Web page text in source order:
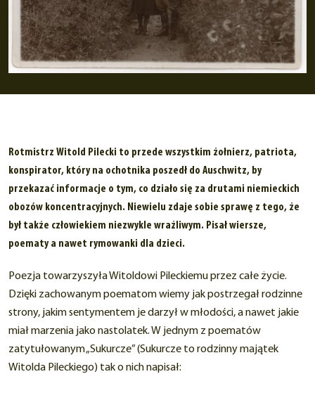
Rotmistrz Witold Pilecki to przede wszystkim żołnierz, patriota,
konspirator, który na ochotnika poszedł do Auschwitz, by
przekazać informacje o tym, co działo się za drutami niemieckich
obozów koncentracyjnych. Niewielu zdaje sobie sprawę z tego, że
był także człowiekiem niezwykle wrażliwym. Pisał wiersze,
poematy a nawet rymowanki dla dzieci.
Poezja towarzyszyła Witoldowi Pileckiemu przez całe życie.
Dzięki zachowanym poematom wiemy jak postrzegał rodzinne
strony, jakim sentymentem je darzył w młodości, a nawet jakie
miał marzenia jako nastolatek. W jednym z poematów
zatytułowanym „Sukurcze” (Sukurcze to rodzinny majątek
Witolda Pileckiego) tak o nich napisał: